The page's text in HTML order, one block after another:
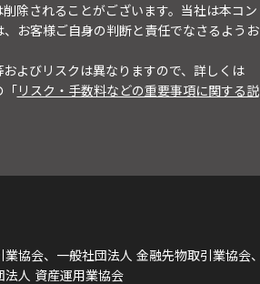
除されることがございます。当社は本コン
お客様ご自身の判断と責任でなさるようお
よびリスクは異なりますので、詳しくは
「リスク・手数料などの重要事項に関する説
協会、一般社団法人 金融先物取引業協会、
人 資産運用業協会